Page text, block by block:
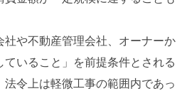
社や不動産管理会社、オーナーか
ていること」を前提条件とされる
令上は軽微工事の範囲内であっ